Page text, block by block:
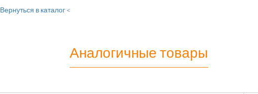
Вернуться в каталог <
Аналогичные товары